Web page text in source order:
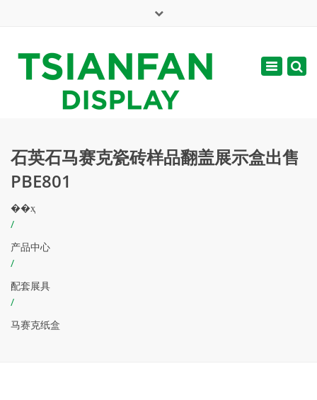
周一 - 周六: 7:00 - 17:00
Toggle
石英石马赛克瓷砖样品翻盖展示盒出售
PBE801
��ҳ
/
产品中心
/
配套展具
/
马赛克纸盒